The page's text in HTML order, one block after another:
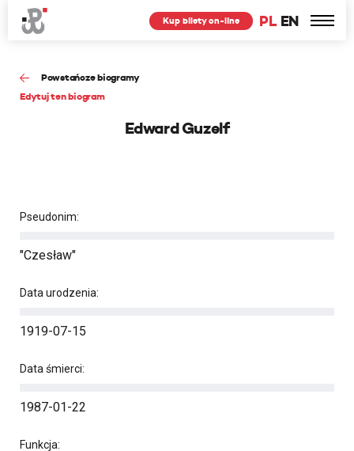
PL EN
Kup bilety on-line
Powstańcze biogramy
Edytuj ten biogram
Edward Guzelf
Pseudonim:
"Czesław"
Data urodzenia:
1919-07-15
Data śmierci:
1987-01-22
Funkcja: